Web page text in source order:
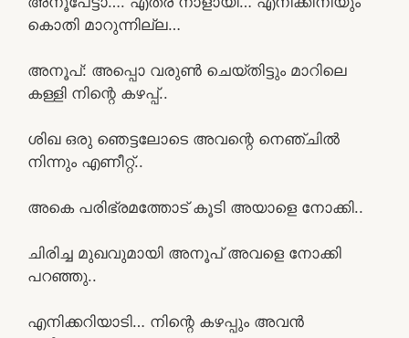
കൊതി മാറുന്നില്ല…
അനൂപ്: അപ്പൊ വരുൺ ചെയ്തിട്ടും മാറിലെ
കള്ളി നിന്റെ കഴപ്പ്..
ശിഖ ഒരു ഞെട്ടലോടെ അവന്റെ നെഞ്ചിൽ
നിന്നും എണീറ്റ്..
അകെ പരിഭ്രമത്തോട് കൂടി അയാളെ നോക്കി..
ചിരിച്ച മുഖവുമായി അനൂപ് അവളെ നോക്കി
പറഞ്ഞു..
എനിക്കറിയാടി… നിന്റെ കഴപ്പും അവൻ